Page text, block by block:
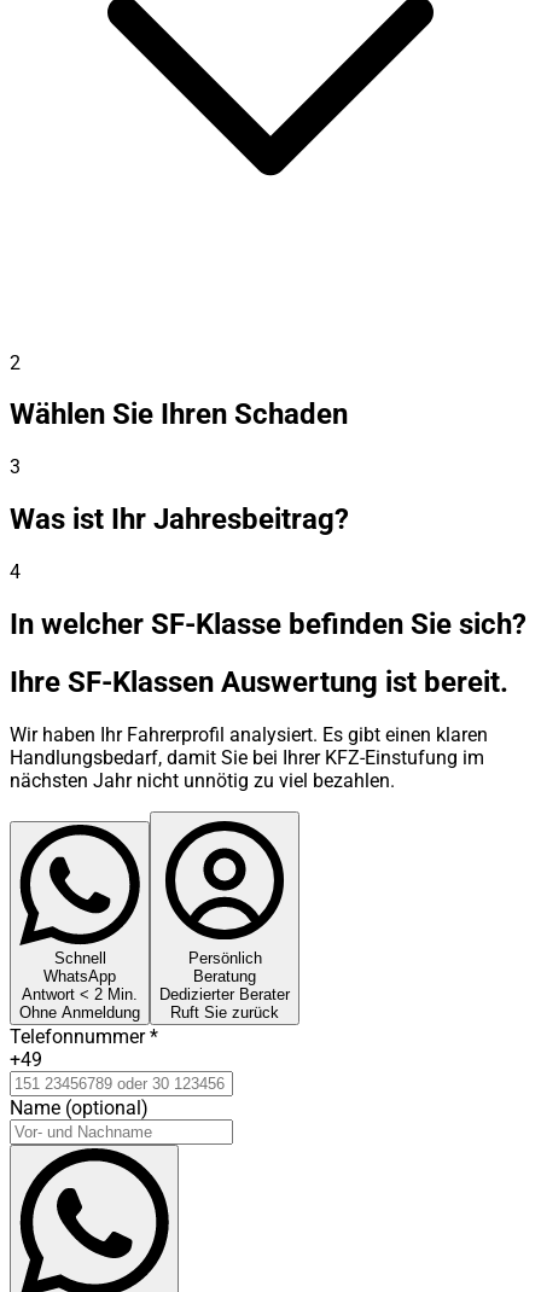
2
Wählen Sie Ihren Schaden
3
Was ist Ihr Jahresbeitrag?
4
In welcher SF-Klasse befinden Sie sich?
Ihre SF-Klassen Auswertung ist bereit.
Wir haben Ihr Fahrerprofil analysiert. Es gibt einen klaren
Handlungsbedarf, damit Sie bei Ihrer KFZ-Einstufung im
nächsten Jahr nicht unnötig zu viel bezahlen.
Schnell
WhatsApp
Antwort < 2 Min.
Ohne Anmeldung
Persönlich
Beratung
Dedizierter Berater
Ruft Sie zurück
Telefonnummer*
+49
Name (optional)